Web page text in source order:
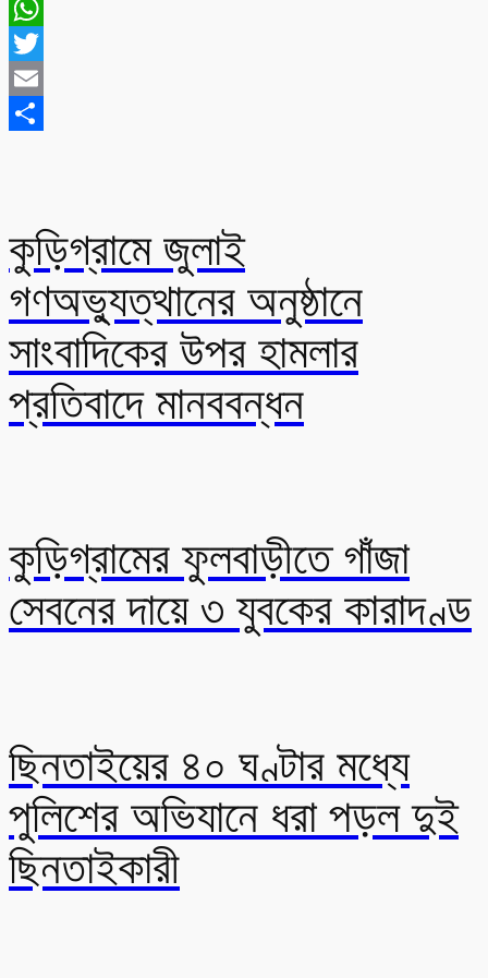
Messenger
WhatsApp
Twitter
Email
কুড়িগ্রামে জুলাই
গণঅভ্যুত্থানের অনুষ্ঠানে
সাংবাদিকের উপর হামলার
প্রতিবাদে মানববন্ধন
কুড়িগ্রামের ফুলবাড়ীতে গাঁজা
সেবনের দায়ে ৩ যুবকের কারাদণ্ড
ছিনতাইয়ের ৪০ ঘণ্টার মধ্যে
পুলিশের অভিযানে ধরা পড়ল দুই
ছিনতাইকারী